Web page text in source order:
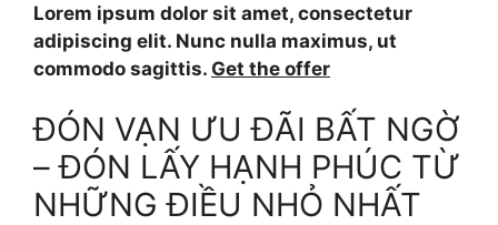
Lorem ipsum dolor sit amet, consectetur
adipiscing elit. Nunc nulla maximus, ut
commodo sagittis. Get the offer
ĐÓN VẠN ƯU ĐÃI BẤT NGỜ
– ĐÓN LẤY HẠNH PHÚC TỪ
NHỮNG ĐIỀU NHỎ NHẤT